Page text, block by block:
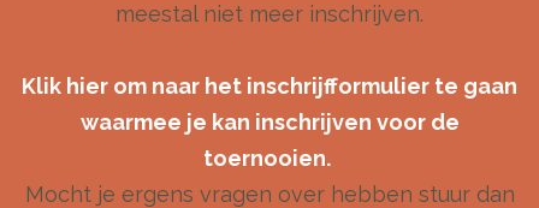
meestal niet meer inschrijven.
Klik hier om naar het inschrijfformulier te gaan
waarmee je kan inschrijven voor de
toernooien.
Mocht je ergens vragen over hebben stuur dan